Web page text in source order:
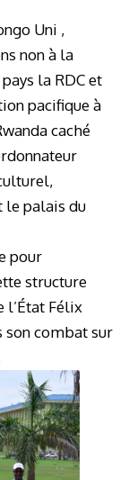
Uni ,
non à la
la RDC et
pacifique à
caché
le palais du
pour
structure
l’État Félix
son combat sur